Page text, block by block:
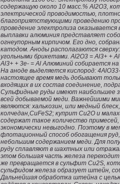
содержащую около 10 масс.% Al2O3,
электрической проводимостью,
благоприятствующими проведению
проведение электролиза
выплавки алюминия представляет
огнеупорным кирпичом. Его дно,
катодом. Аноды располагаются
угольными брикетами. Al2O3 = Al3+ +
Al3+ + 3е- = Al Алюминий собирается
На аноде выделяется кислород:
настоящее время медь добывают
входящих в их состав соединение,
Сульфидные руды имеют наибольшее
всей добываемой меди. Важнейшими
являются: халькозин, или медный
колчедан,CuFeS2; куприт Cu2О и
содержат такое количество
экономически невыгодно. Поэтому в
флотационный способ обогащения
небольшим содержанием меди. Для
руду сплавляют в шахтных или
этом большая часть железа
же превращается в сульфит Cu2S,
сульфидом железа образует штейн,
Дальнейшая обработка штейна с